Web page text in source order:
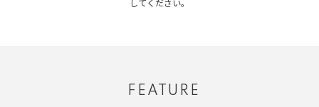
してください。
FEATURE